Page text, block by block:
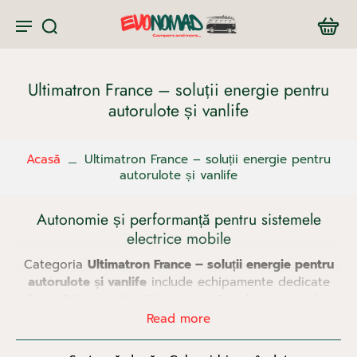
Ultimatron France – soluții energie pentru
autorulote și vanlife
Acasă
Ultimatron France – soluții energie pentru
autorulote și vanlife
Autonomie și performanță pentru sistemele
electrice mobile
Categoria Ultimatron France – soluții energie pentru
autorulote și vanlifeinclude echipamente dedicate
și camper-vanuri. În călătoriile off-grid, un sistem
independență, iar produsele Ultimatron sunt
Read more